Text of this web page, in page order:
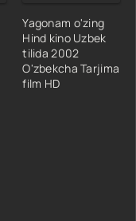
Yagonam o'zing
Hind kino Uzbek
tilida 2002
O'zbekcha Tarjima
film HD